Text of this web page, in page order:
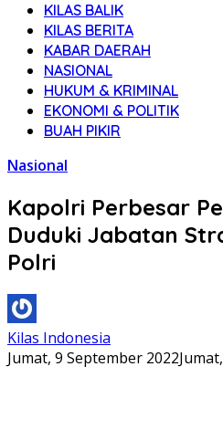
KILAS BALIK
KILAS BERITA
KABAR DAERAH
NASIONAL
HUKUM & KRIMINAL
EKONOMI & POLITIK
BUAH PIKIR
Nasional
Kapolri Perbesar
Duduki Jabatan
Polri
Kilas Indonesia
Jumat, 9 September 2022